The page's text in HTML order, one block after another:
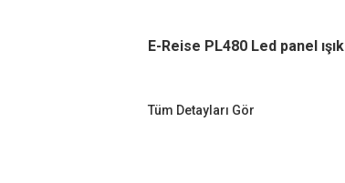
E-Reise PL480 Led panel ışık
Tüm Detayları Gör